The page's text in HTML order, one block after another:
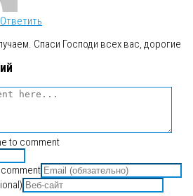
Ответить
Спаси Господи всех вас, дорогие
to comment